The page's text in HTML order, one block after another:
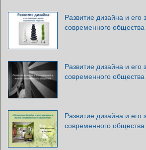
Развитие дизайна и его
современного общества
Развитие дизайна и его
современного общества
Развитие дизайна и его
современного общества